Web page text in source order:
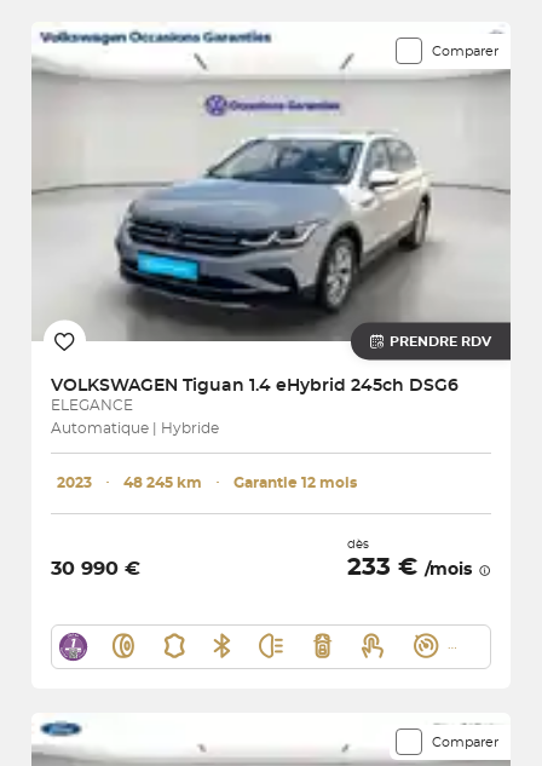
Comparer
PRENDRE RDV
VOLKSWAGEN Tiguan 1.4 eHybrid 245ch DSG6
ELEGANCE
Automatique | Hybride
2023 ･ 48 245 km ･ Garantie 12 mois
30 990 €
dès
233 € /mois
Comparer